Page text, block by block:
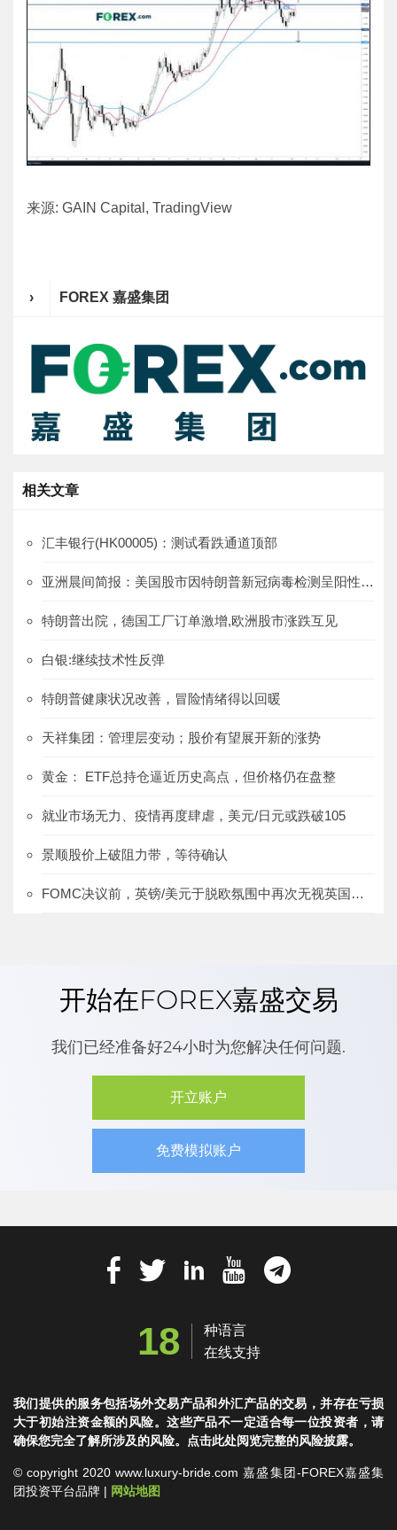
来源: GAIN Capital, TradingView
› FOREX 嘉盛集团
相关文章
汇丰银行(HK00005)：测试看跌通道顶部
亚洲晨间简报：美国股市因特朗普新冠病毒检测呈阳性受到影响
特朗普出院，德国工厂订单激增,欧洲股市涨跌互见
白银:继续技术性反弹
特朗普健康状况改善，冒险情绪得以回暖
天祥集团：管理层变动；股价有望展开新的涨势
黄金： ETF总持仓逼近历史高点，但价格仍在盘整
就业市场无力、疫情再度肆虐，美元/日元或跌破105
景顺股价上破阻力带，等待确认
FOMC决议前，英镑/美元于脱欧氛围中再次无视英国数据
开始在FOREX嘉盛交易
我们已经准备好24小时为您解决任何问题.
开立账户
免费模拟账户
18
种语言
在线支持
我们提供的服务包括场外交易产品和外汇产品的交易，并存在亏损
大于初始注资金额的风险。这些产品不一定适合每一位投资者，请
确保您完全了解所涉及的风险。点击此处阅览完整的风险披露。
© copyright 2020 www.luxury-bride.com 嘉盛集团-FOREX嘉盛集
团投资平台品牌 | 网站地图